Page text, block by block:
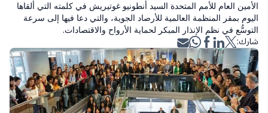
الأمين العام للأمم المتحدة السيد أنطونيو غوتيريش في كلمته التي ألقاها
اليوم بمقر المنظمة العالمية للأرصاد الجوية، والتي دعا فيها إلى سرعة
التوسُّع في نظم الإنذار المبكر لحماية الأرواح والاقتصادات.
شارك: